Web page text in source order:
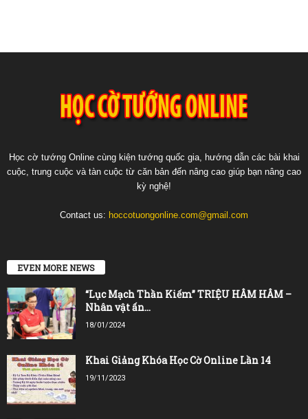
Học cờ tướng Online cùng kiện tướng quốc gia, hướng dẫn các bài khai
cuộc, trung cuộc và tàn cuộc từ căn bản đến nâng cao giúp bạn nâng cao
kỳ nghệ!
Contact us: hoccotuongonline.com@gmail.com
EVEN MORE NEWS
“Lục Mạch Thần Kiếm” TRIỆU HÂM HÂM –
Nhân vật ấn...
18/01/2024
Khai Giảng Khóa Học Cờ Online Lần 14
19/11/2023